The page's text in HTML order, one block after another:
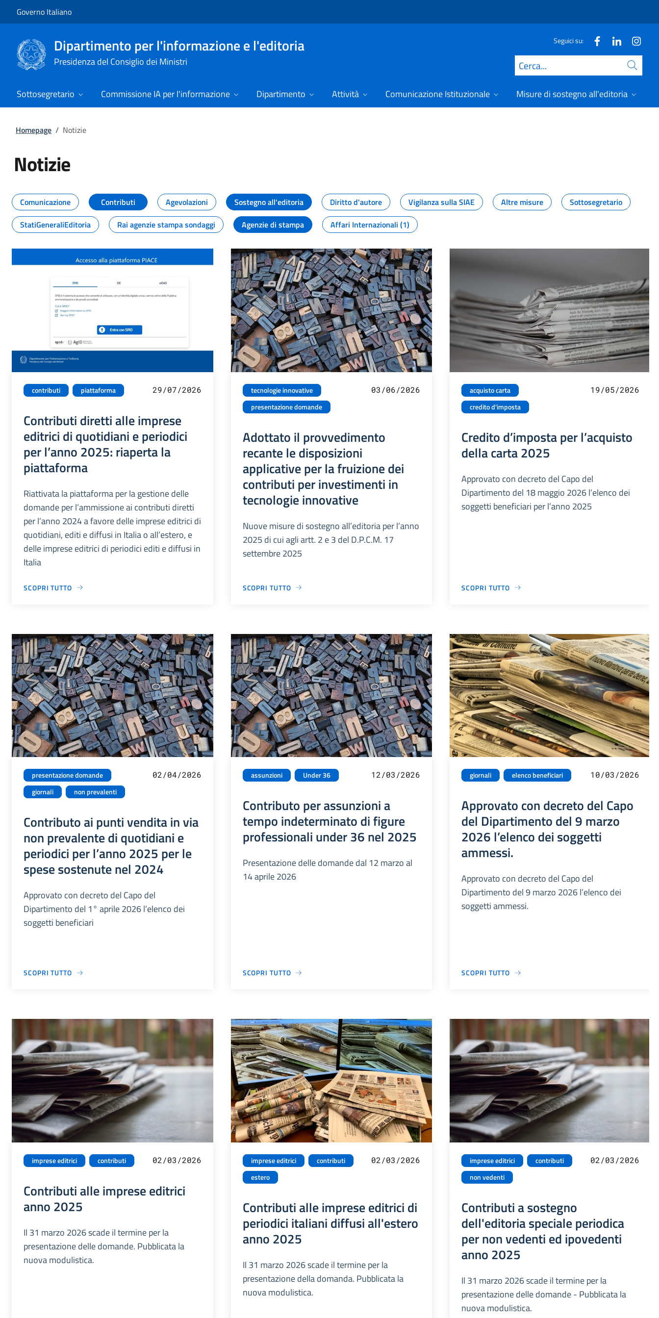
Governo Italiano
Dipartimento per l'informazione e l'editoria
Presidenza del Consiglio dei Ministri
Seguici su:
Cerca
Sottosegretario Commissione IA per l'informazione Dipartimento Attività Comunicazione Istituzionale Misure di sostegno all'editoria
Homepage / Notizie
Notizie
Tutti i contenuti della pagina Notizie
Comunicazione Contributi Agevolazioni Sostegno all'editoria Diritto d'autore Vigilanza sulla SIAE Altre misure
Sottosegretario
StatiGeneraliEditoria
Rai agenzie stampa sondaggi Agenzie di stampa Affari Internazionali (1)
contributi piattaforma 29/07/2026
Contributi diretti alle imprese
editrici di quotidiani e periodici
per l’anno 2025: riaperta la
piattaforma
Riattivata la piattaforma per la gestione delle
domande per l’ammissione ai contributi diretti
per l’anno 2024 a favore delle imprese editrici di
quotidiani, editi e diffusi in Italia o all’estero, e
delle imprese editrici di periodici editi e diffusi in
Italia
SCOPRI TUTTO
tecnologie innovative
presentazione domande
03/06/2026
Adottato il provvedimento
recante le disposizioni
applicative per la fruizione dei
contributi per investimenti in
tecnologie innovative
Nuove misure di sostegno all’editoria per l’anno
2025 di cui agli artt. 2 e 3 del D.P.C.M. 17
settembre 2025
SCOPRI TUTTO
acquisto carta
credito d'imposta
19/05/2026
Credito d’imposta per l’acquisto
della carta 2025
Approvato con decreto del Capo del
Dipartimento del 18 maggio 2026 l’elenco dei
soggetti beneficiari per l’anno 2025
SCOPRI TUTTO
presentazione domande
giornali
non prevalenti
02/04/2026
Contributo ai punti vendita in via
non prevalente di quotidiani e
periodici per l’anno 2025 per le
spese sostenute nel 2024
Approvato con decreto del Capo del
Dipartimento del 1° aprile 2026 l’elenco dei
soggetti beneficiari
SCOPRI TUTTO
assunzioni Under 36 12/03/2026
Contributo per assunzioni a
tempo indeterminato di figure
professionali under 36 nel 2025
Presentazione delle domande dal 12 marzo al
14 aprile 2026
SCOPRI TUTTO
giornali elenco beneficiari 10/03/2026
Approvato con decreto del Capo
del Dipartimento del 9 marzo
2026 l’elenco dei soggetti
ammessi.
Approvato con decreto del Capo del
Dipartimento del 9 marzo 2026 l’elenco dei
soggetti ammessi.
SCOPRI TUTTO
imprese editrici contributi 02/03/2026
Contributi alle imprese editrici
anno 2025
Il 31 marzo 2026 scade il termine per la
presentazione delle domande. Pubblicata la
nuova modulistica.
imprese editrici
contributi
estero
02/03/2026
Contributi alle imprese editrici di
periodici italiani diffusi all'estero
anno 2025
Il 31 marzo 2026 scade il termine per la
presentazione della domanda. Pubblicata la
nuova modulistica.
imprese editrici
contributi
non vedenti
02/03/2026
Contributi a sostegno
dell'editoria speciale periodica
per non vedenti ed ipovedenti
anno 2025
Il 31 marzo 2026 scade il termine per la
presentazione delle domande - Pubblicata la
nuova modulistica.